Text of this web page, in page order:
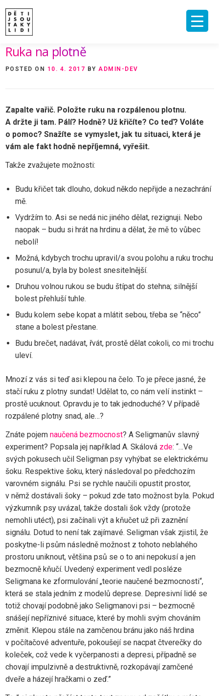
content
ÚVOD
O MNĚ A O PROJEKTU
NAKLADATELSTVÍ
VIDEA A ROZHOVORY
ARCHIV ČLÁNKŮ
Ruka na plotně
POSTED ON 10. 4. 2017 BY ADMIN-DEV
Zapalte vařič. Položte ruku na rozpálenou plotnu.
A držte ji tam. Pálí? Hodně? Už křičíte? Co teď? Voláte
o pomoc? Snažíte se vymyslet, jak tu situaci, která je
vám ale fakt hodně nepříjemná, vyřešit.
Takže zvažujete možnosti:
Budu křičet tak dlouho, dokud někdo nepřijde a nezachrání
mě.
Vydržím to. Asi se nedá nic jiného dělat, rezignuji. Nebo
naopak – budu si hrát na hrdinu a dělat, že mě to vůbec
nebolí!
Možná, kdybych trochu upravil/a svou polohu a ruku trochu
posunul/a, byla by bolest snesitelnější.
Druhou volnou rukou se budu štípat do stehna; silnější
bolest přehluší tuhle.
Budu kolem sebe kopat a mlátit sebou, třeba se “něco”
stane a bolest přestane.
Budu brečet, nadávat, řvát, prostě dělat cokoli, co mi trochu
uleví.
Mnozí z vás si teď asi klepou na čelo. To je přece jasné, že
stačí ruku z plotny sundat! Udělat to, co nám velí instinkt –
prostě ucuknout. Opravdu je to tak jednoduché? V případě
rozpálené plotny snad, ale…?
Znáte pojem naučená bezmocnost? A Seligmanův slavný
experiment? Popsala jej například A. Skálová zde: “…Ve
svých pokusech učil Seligman psy vyhýbat se elektrickému
šoku. Respektive šoku, který následoval po předchozím
varovném signálu. Psi se rychle naučili opustit prostor,
v němž dostávali šoky – pokud zde tato možnost byla. Pokud
výzkumník psy uvázal, takže dostali šok vždy (protože
nemohli utéct), psi začínali výt a kňučet už při zaznění
signálu. Dotud to není tak zajímavé. Seligman však zjistil, že
poskytne-li psům následně možnost z tohoto neblahého
prostoru uniknout, většina psů se o to ani nepokusí a jen
bezmocně kňučí. Uvedený experiment vedl posléze
Seligmana ke zformulování „teorie naučené bezmocnosti“,
která se stala jedním z modelů deprese. Depresivní lidé se
totiž chovají podobně jako Seligmanovi psi – bezmocně
snášejí nepříznivé situace, které by mohli svým chováním
změnit. Klepou stále na zamčenou bránu jako náš hrdina
v počítačové adventuře, pokoušejí se nacpat čtverečky do
koleček, což vede k vyčerpanosti a depresi, případně se
chovají impulzivně a destruktivně, rozkopávají zamčené
dveře a házejí hračkami o zeď.”